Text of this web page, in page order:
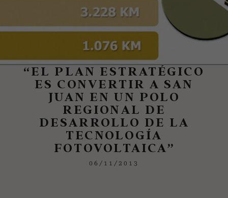
“EL PLAN ESTRATÉGICO
ES CONVERTIR A SAN
JUAN EN UN POLO
REGIONAL DE
DESARROLLO DE LA
TECNOLOGÍA
FOTOVOLTAICA”
06/11/2013